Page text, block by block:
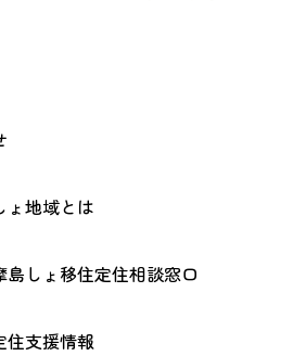
ょ地域とは
島しょ移住定住相談窓口
住支援情報